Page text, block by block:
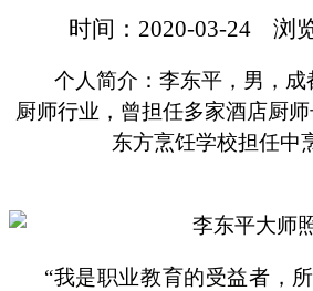
时间：2020-03-24 浏
个人简介：李东平，男，成
厨师行业，曾担任多家酒店厨
东方烹饪学校担任中
“我是职业教育的受益者，